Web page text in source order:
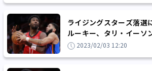
ライジングスターズ落選
ルーキー、タリ・イーソ
ーの一人」
2023/02/03 12:20